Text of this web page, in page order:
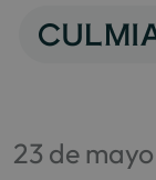
23 de